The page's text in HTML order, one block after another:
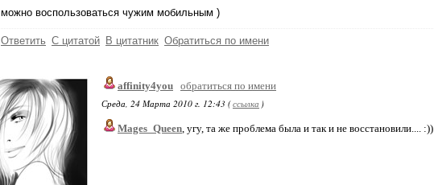
можно воспользоваться чужим мобильным )
Ответить С цитатой В цитатник Обратиться по имени
affinity4you обратиться по имени
Среда, 24 Марта 2010 г. 12:43 (ссылка )
Mages_Queen, угу, та же проблема была и так и не восстановили.... :))